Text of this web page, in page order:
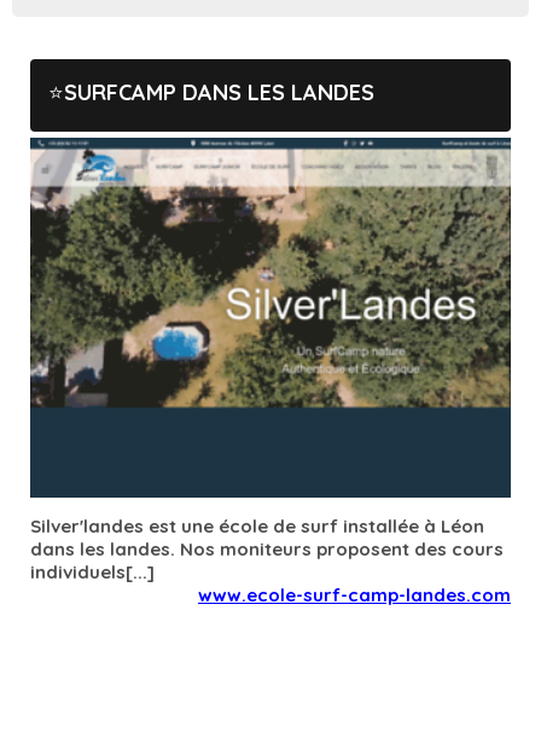
SURFCAMP DANS LES LANDES
Silver'landes est une école de surf installée à Léon
dans les landes. Nos moniteurs proposent des cours
individuels[...]
www.ecole-surf-camp-landes.com